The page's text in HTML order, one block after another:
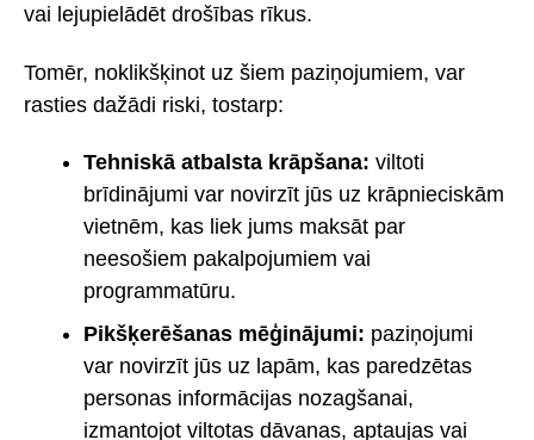
vai lejupielādēt drošības rīkus.
Tomēr, noklikšķinot uz šiem paziņojumiem, var
rasties dažādi riski, tostarp:
Tehniskā atbalsta krāpšana: viltoti
brīdinājumi var novirzīt jūs uz krāpnieciskām
vietnēm, kas liek jums maksāt par
neesošiem pakalpojumiem vai
programmatūru.
Pikšķerēšanas mēģinājumi: paziņojumi
var novirzīt jūs uz lapām, kas paredzētas
personas informācijas nozagšanai,
izmantojot viltotas dāvanas, aptaujas vai